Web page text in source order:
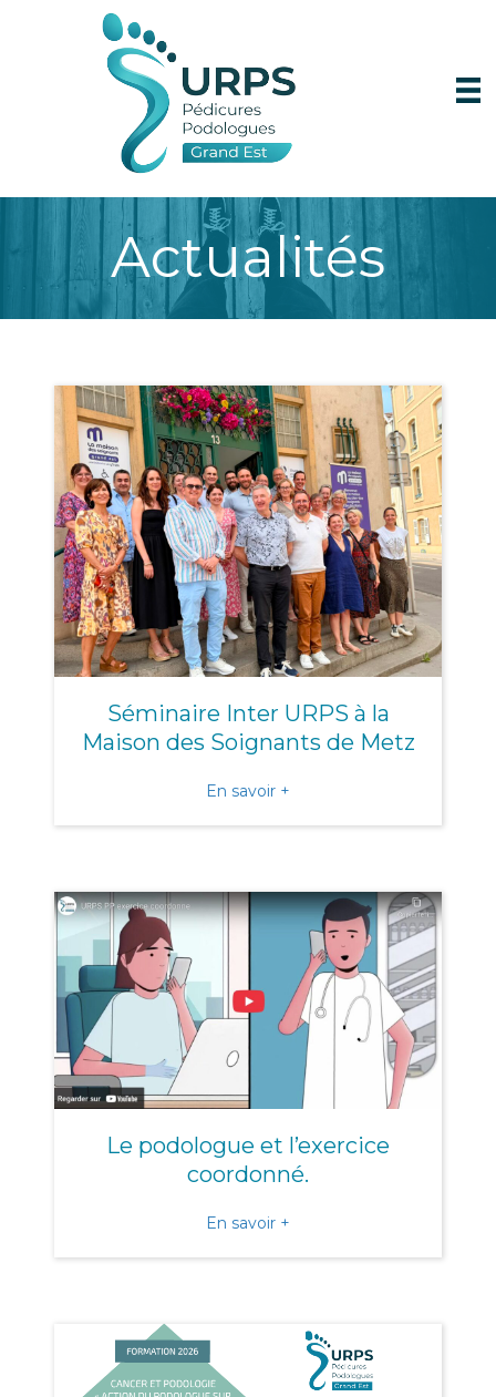
Actualités
Séminaire Inter URPS à la
Maison des Soignants de Metz
En savoir +
Le podologue et l’exercice
coordonné.
En savoir +